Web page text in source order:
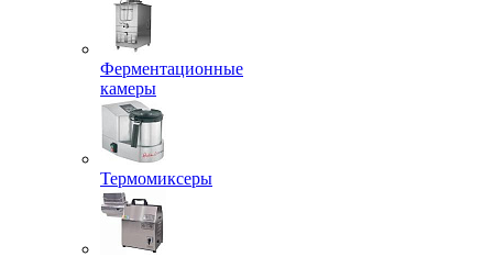
Ферментационные
камеры
Термомиксеры